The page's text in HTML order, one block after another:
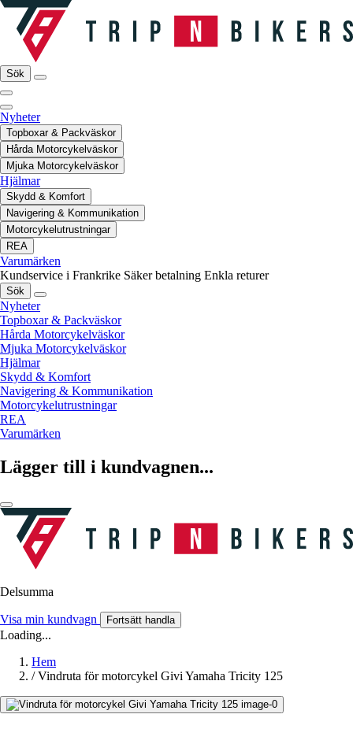
Sök
Nyheter
Topboxar & Packväskor
Hårda Motorcykelväskor
Mjuka Motorcykelväskor
Hjälmar
Skydd & Komfort
Navigering & Kommunikation
Motorcykelutrustningar
REA
Varumärken
Kundservice i Frankrike Säker betalning Enkla returer
Sök
Nyheter
Topboxar & Packväskor
Hårda Motorcykelväskor
Mjuka Motorcykelväskor
Hjälmar
Skydd & Komfort
Navigering & Kommunikation
Motorcykelutrustningar
REA
Varumärken
Lägger till i kundvagnen...
Delsumma
Visa min kundvagn Fortsätt handla
Loading...
Hem
/ Vindruta för motorcykel Givi Yamaha Tricity 125